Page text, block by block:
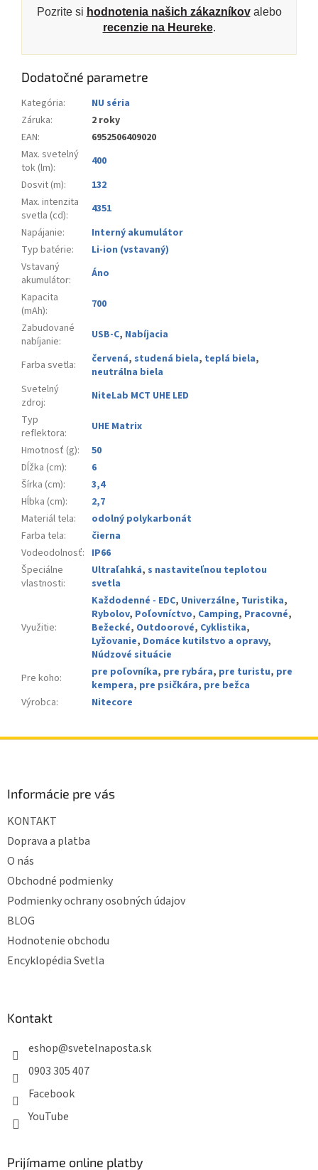
Pozrite si hodnotenia našich zákazníkovalebo
recenzie na Heureke.
Dodatočné parametre
Kategória:
NU séria
Záruka:
2 roky
EAN:
6952506409020
Max. svetelný
tok (lm):
400
Dosvit (m):
132
Max. intenzita
svetla (cd):
4351
Napájanie:
Interný akumulátor
Typ batérie:
Li-ion (vstavaný)
Vstavaný
akumulátor:
Áno
Kapacita
(mAh):
700
Zabudované
nabíjanie: USB-C, Nabíjacia
Farba svetla: červená, studená biela, teplá biela,
neutrálna biela
Svetelný
zdroj:
NiteLab MCT UHE LED
Typ
reflektora:
UHE Matrix
Hmotnosť (g):
50
Dĺžka (cm):
6
Šírka (cm):
3,4
Hĺbka (cm):
2,7
Materiál tela:
odolný polykarbonát
Farba tela:
čierna
Vodeodolnosť: IP66
Špeciálne
vlastnosti:
Ultraľahká, s nastaviteľnou teplotou
svetla
Využitie:
Každodenné - EDC, Univerzálne, Turistika,
Rybolov, Poľovníctvo, Camping, Pracovné,
Bežecké, Outdoorové, Cyklistika,
Lyžovanie, Domáce kutilstvo a opravy,
Núdzové situácie
Pre koho: pre poľovníka, pre rybára, pre turistu, pre
kempera, pre psičkára, pre bežca
Výrobca: Nitecore
Informácie pre vás
KONTAKT
Doprava a platba
O nás
Obchodné podmienky
Podmienky ochrany osobných údajov
BLOG
Hodnotenie obchodu
Encyklopédia Svetla
Kontakt
eshop@svetelnaposta.sk
0903 305 407
Facebook
YouTube
Prijímame online platby